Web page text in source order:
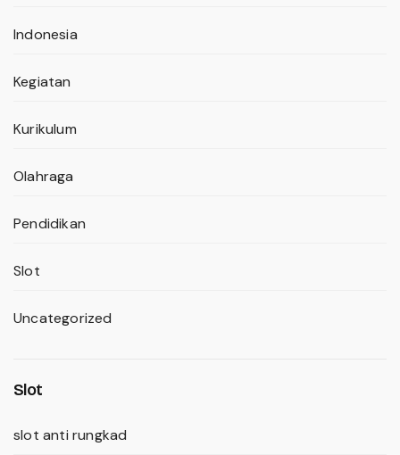
Indonesia
Kegiatan
Kurikulum
Olahraga
Pendidikan
Slot
Uncategorized
Slot
slot anti rungkad